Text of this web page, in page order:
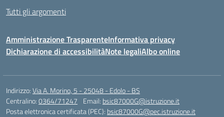
Tutti gli argomenti
Amministrazione TrasparenteInformativa privacy
Dichiarazione di accessibilitàNote legaliAlbo online
Indirizzo:Via A. Morino, 5 - 25048 - Edolo - BS
Centralino:0364/71247 Email: bsic87000G@istruzione.it
Posta elettronica certificata (PEC): bsic87000G@pec.istruzione.it